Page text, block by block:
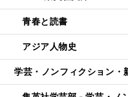
青春と読書
アジア人物史
学芸・ノンフィクション・